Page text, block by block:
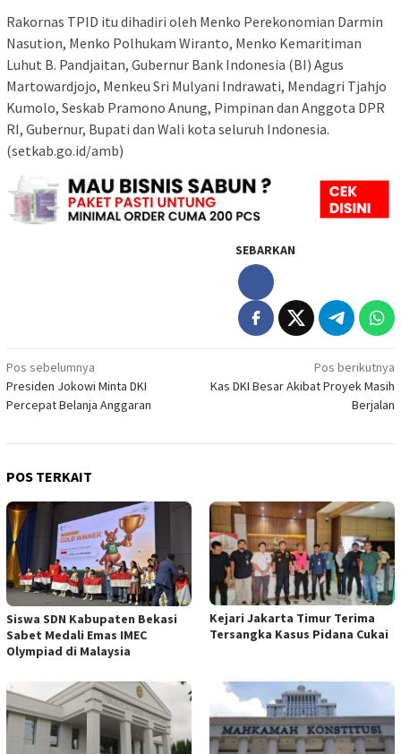
Rakornas TPID itu dihadiri oleh Menko Perekonomian Darmin
Nasution, Menko Polhukam Wiranto, Menko Kemaritiman
Luhut B. Pandjaitan, Gubernur Bank Indonesia (BI) Agus
Martowardjojo, Menkeu Sri Mulyani Indrawati, Mendagri Tjahjo
Kumolo, Seskab Pramono Anung, Pimpinan dan Anggota DPR
RI, Gubernur, Bupati dan Wali kota seluruh Indonesia.
(setkab.go.id/amb)
SEBARKAN
Navigasi
pos
Pos sebelumnya
Presiden Jokowi Minta DKI
Percepat Belanja Anggaran
Pos berikutnya
Kas DKI Besar Akibat Proyek Masih
Berjalan
POS TERKAIT
Siswa SDN Kabupaten Bekasi
Sabet Medali Emas IMEC
Olympiad di Malaysia
Kejari Jakarta Timur Terima
Tersangka Kasus Pidana Cukai